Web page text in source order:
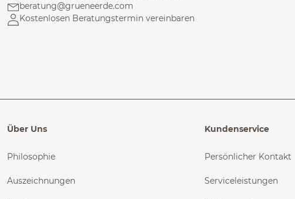
beratung@grueneerde.com
Kostenlosen Beratungstermin vereinbaren
Über Uns
Philosophie
Auszeichnungen
Kundenservice
Persönlicher Kontakt
Serviceleistungen